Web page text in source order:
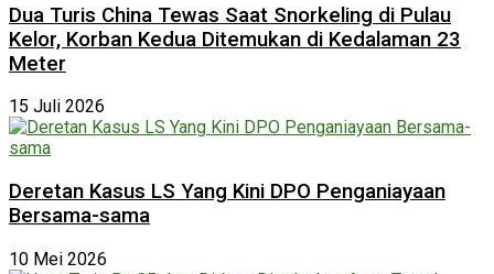
Dua Turis China Tewas Saat Snorkeling di Pulau
Kelor, Korban Kedua Ditemukan di Kedalaman 23
Meter
15 Juli 2026
Deretan Kasus LS Yang Kini DPO Penganiayaan
Bersama-sama
10 Mei 2026